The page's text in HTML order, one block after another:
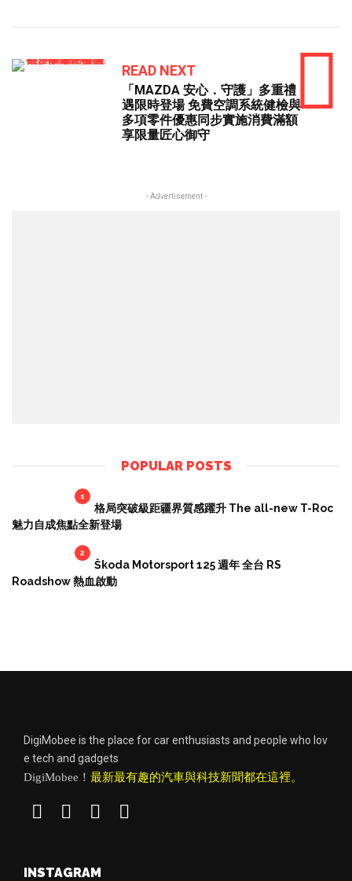
READ NEXT
「MAZDA 安心．守護」多重禮
遇限時登場 免費空調系統健檢與
多項零件優惠同步實施消費滿額
享限量匠心御守
- Advertisement -
POPULAR POSTS
1
格局突破級距疆界質感躍升 The all-new T-Roc
魅力自成焦點全新登場
2
Škoda Motorsport 125 週年 全台 RS
Roadshow 熱血啟動
DigiMobee is the place for car enthusiasts and people who lov
e tech and gadgets
DigiMobee！ 最新最有趣的汽車與科技新聞都在這裡。
INSTAGRAM